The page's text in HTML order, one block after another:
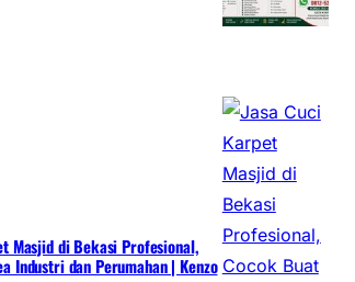
Masjid di Bekasi Profesional,
Industri dan Perumahan | Kenzo